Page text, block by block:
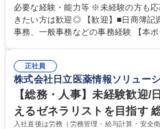
階的に経理知識を身につけていただきます。 【具体的には】
基づく仕訳入力 ■月末の振込業務 ■明
メンバーの業務サポート 【将来的に
想定です。 募集職種 未経験歓迎【経理/みなとみらい】プライム上場/残業
ほぼなし/年休123日
必要な経験・能力等 ※未経験の方も
きたい方は歓迎◎ 【歓迎】■日商簿記
事務、一般事務などの事務経験 【本ポジションについて】 本ポジション
当し、3～5年をかけて月次決算・四半
テップアップできます。また、残業は
未満のため、無理なく経理として専門
歴・資格 学歴：大学院 大学 高専 短
簿記検定1級 日商簿記検定2級
正社員
株式会社日立医薬情報ソリュー
【総務・人事】未経験歓迎/
えるゼネラリストを目指す
入社直後は労務（労務管理・給与計算・安全